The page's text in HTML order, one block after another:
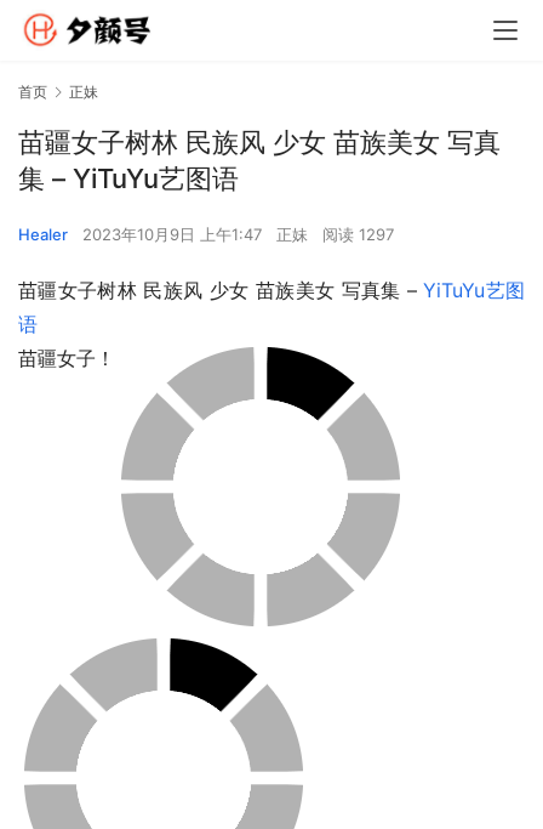
首页 正妹
苗疆女子树林 民族风 少女 苗族美女 写真
集 – YiTuYu艺图语
Healer 2023年10月9日 上午1:47 正妹 阅读 1297
苗疆女子树林 民族风 少女 苗族美女 写真集 – YiTuYu艺图
语
苗疆女子！